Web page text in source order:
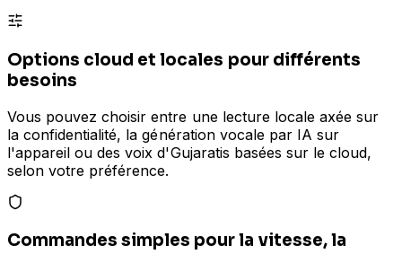
Options cloud et locales pour différents
besoins
Vous pouvez choisir entre une lecture locale axée sur
la confidentialité, la génération vocale par IA sur
l'appareil ou des voix d'Gujaratis basées sur le cloud,
selon votre préférence.
Commandes simples pour la vitesse, la